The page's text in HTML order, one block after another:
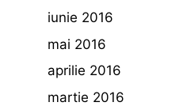
iunie 2016
mai 2016
aprilie 2016
martie 2016